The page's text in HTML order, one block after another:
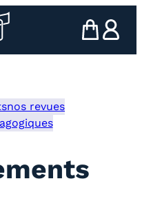
d’accueil l’association
mon panier
ma
nos revues